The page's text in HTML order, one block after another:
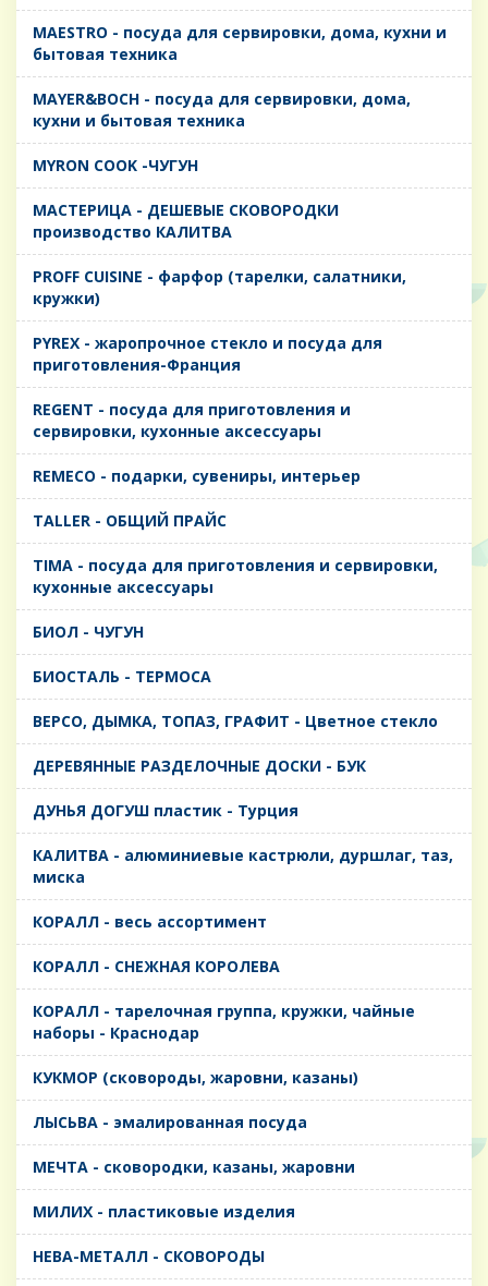
MAESTRO - посуда для сервировки, дома, кухни и
бытовая техника
MAYER&BOCH - посуда для сервировки, дома,
кухни и бытовая техника
MYRON COOK -ЧУГУН
MАСТЕРИЦА - ДЕШЕВЫЕ СКОВОРОДКИ
производство КАЛИТВА
PROFF CUISINE - фарфор (тарелки, салатники,
кружки)
PYREX - жаропрочное стекло и посуда для
приготовления-Франция
REGENT - посуда для приготовления и
сервировки, кухонные аксессуары
REMECO - подарки, сувениры, интерьер
TALLER - ОБЩИЙ ПРАЙС
TIMA - посуда для приготовления и сервировки,
кухонные аксессуары
БИОЛ - ЧУГУН
БИОСТАЛЬ - ТЕРМОСА
ВЕРСО, ДЫМКА, ТОПАЗ, ГРАФИТ - Цветное стекло
ДЕРЕВЯННЫЕ РАЗДЕЛОЧНЫЕ ДОСКИ - БУК
ДУНЬЯ ДОГУШ пластик - Турция
КАЛИТВА - алюминиевые кастрюли, дуршлаг, таз,
миска
КОРАЛЛ - весь ассортимент
КОРАЛЛ - СНЕЖНАЯ КОРОЛЕВА
КОРАЛЛ - тарелочная группа, кружки, чайные
наборы - Краснодар
КУКМОР (сковороды, жаровни, казаны)
ЛЫСЬВА - эмалированная посуда
МЕЧТА - сковородки, казаны, жаровни
МИЛИХ - пластиковые изделия
НЕВА-МЕТАЛЛ - СКОВОРОДЫ